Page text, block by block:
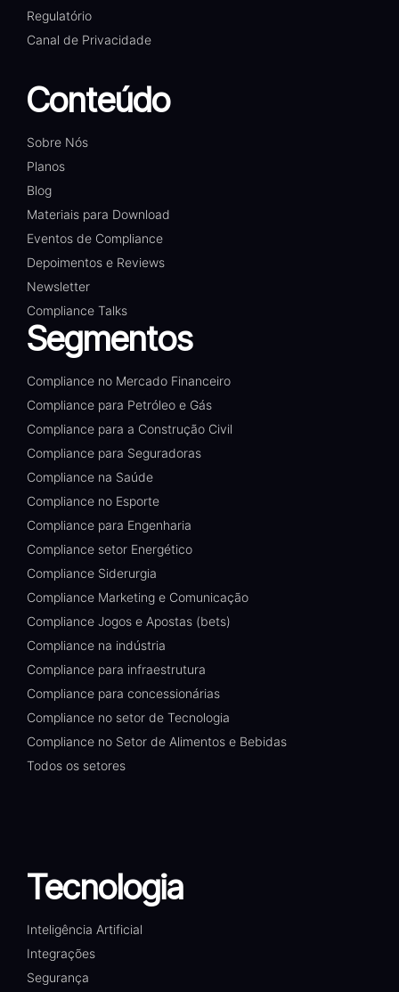
Regulatório
Canal de Privacidade
Conteúdo
Sobre Nós
Planos
Blog
Materiais para Download
Eventos de Compliance
Depoimentos e Reviews
Newsletter
Compliance Talks
Segmentos
Compliance no Mercado Financeiro
Compliance para Petróleo e Gás
Compliance para a Construção Civil
Compliance para Seguradoras
Compliance na Saúde
Compliance no Esporte
Compliance para Engenharia
Compliance setor Energético
Compliance Siderurgia
Compliance Marketing e Comunicação
Compliance Jogos e Apostas (bets)
Compliance na indústria
Compliance para infraestrutura
Compliance para concessionárias
Compliance no setor de Tecnologia
Compliance no Setor de Alimentos e Bebidas
Todos os setores
Tecnologia
Inteligência Artificial
Integrações
Segurança